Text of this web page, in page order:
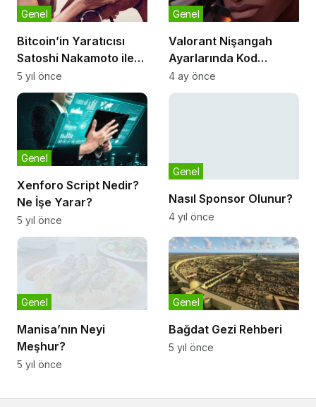
Bitcoin’in Yaratıcısı
Satoshi Nakamoto ile
İlgili Yeni Teori: 2011’de
Öldü
Genel
5 yıl önce
Valorant Nişangah
Ayarlarında Kod
Kullanımı ve Avantajları
Genel
4 ay önce
Xenforo Script Nedir?
Ne İşe Yarar?
Genel
5 yıl önce
Nasıl Sponsor Olunur?
Genel
4 yıl önce
Manisa’nın Neyi
Meşhur?
Genel
5 yıl önce
Bağdat Gezi Rehberi
Genel
5 yıl önce